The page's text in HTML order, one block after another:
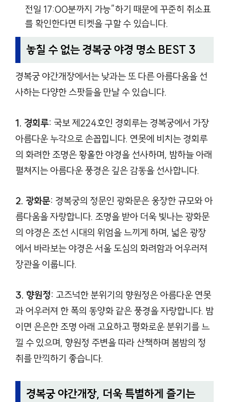
전일 17:00분까지 가능”하기 때문에 꾸준히 취소표
를 확인한다면 티켓을 구할 수 있습니다.
놓칠 수 없는 경복궁 야경 명소 BEST 3
경복궁 야간개장에서는 낮과는 또 다른 아름다움을 선
사하는 다양한 스팟들을 만날 수 있습니다.
1. 경회루: 국보 제224호인 경회루는 경복궁에서 가장
아름다운 누각으로 손꼽힙니다. 연못에 비치는 경회루
의 화려한 조명은 황홀한 야경을 선사하며, 밤하늘 아래
펼쳐지는 아름다운 풍경은 깊은 감동을 선사합니다.
2. 광화문: 경복궁의 정문인 광화문은 웅장한 규모와 아
름다움을 자랑합니다. 조명을 받아 더욱 빛나는 광화문
의 야경은 조선 시대의 위엄을 느끼게 하며, 넓은 광장
에서 바라보는 야경은 서울 도심의 화려함과 어우러져
장관을 이룹니다.
3. 향원정: 고즈넉한 분위기의 향원정은 아름다운 연못
과 어우러져 한 폭의 동양화 같은 풍경을 자랑합니다. 밤
이면 은은한 조명 아래 고요하고 평화로운 분위기를 느
낄 수 있으며, 향원정 주변을 따라 산책하며 봄밤의 정
취를 만끽하기 좋습니다.
경복궁 야간개장, 더욱 특별하게 즐기는